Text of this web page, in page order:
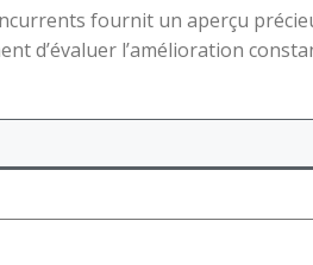
fournit un aperçu
d’évaluer l’amélioration